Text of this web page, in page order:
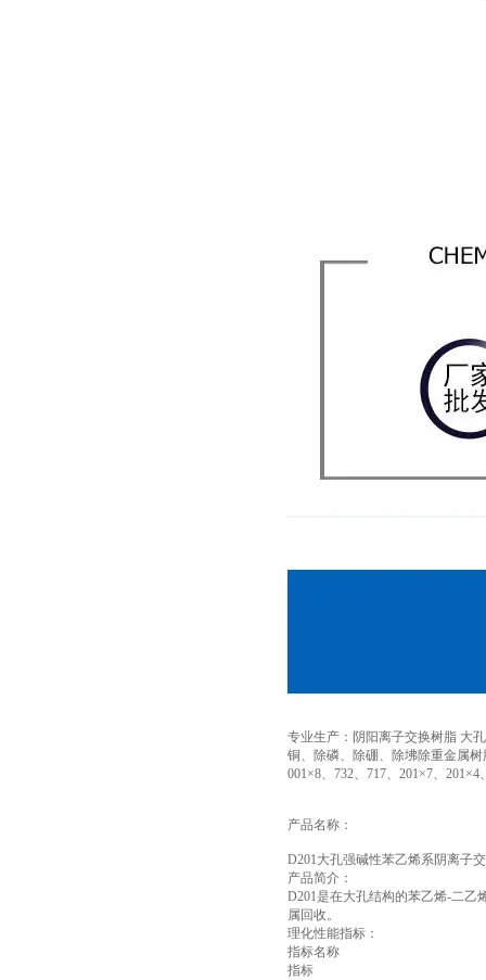
专业生产：阴阳离子交换树脂 大
铜、除磷、除硼、除坲除重金属
001×8、732、717、201×7、
产品名称：
D201大孔强碱性苯乙烯系阴离子
产品简介：
D201是在大孔结构的苯乙烯-二乙
属回收。
理化性能指标：
指标名称
指标